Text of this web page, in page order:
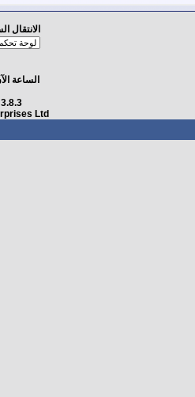
الانتقال
الساعة
Ltd.